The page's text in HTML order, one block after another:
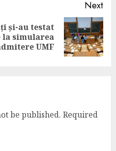
Next
și-au testat
la simularea
UMF
be published. Required